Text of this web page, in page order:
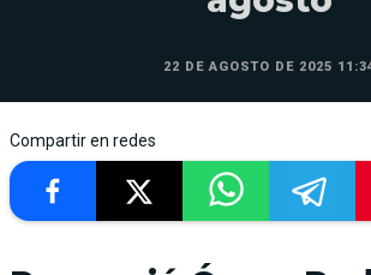
22 DE AGOSTO DE 2025
Compartir en redes